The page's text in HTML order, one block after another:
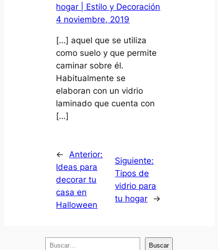
hogar | Estilo y Decoración
4 noviembre, 2019
[…] aquel que se utiliza
como suelo y que permite
caminar sobre él.
Habitualmente se
elaboran con un vidrio
laminado que cuenta con
[…]
←
Anterior:
Ideas para
decorar tu
casa en
Halloween
Siguiente:
Tipos de
vidrio para
tu hogar
→
Buscar